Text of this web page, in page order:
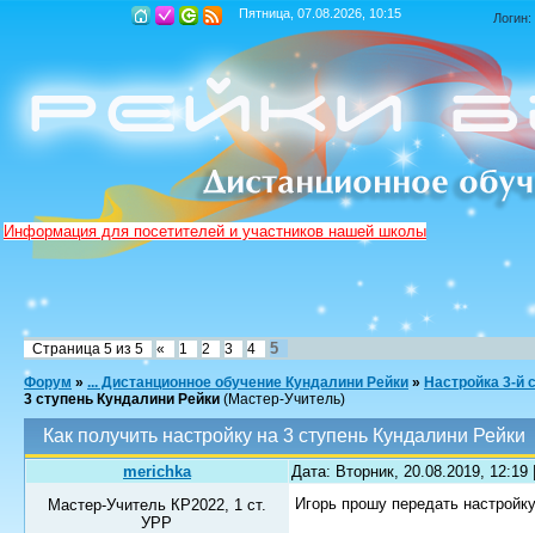
Пятница, 07.08.2026, 10:15 Логин:
Информация для посетителей и участников нашей школы
Страница 5 из 5 « 1 2 3 4 5
Форум » ... Дистанционное обучение Кундалини Рейки » Настройка 3-й
3 ступень Кундалини Рейки (Мастер-Учитель)
Как получить настройку на 3 ступень Кундалини Рейки
merichka
Дата: Вторник, 20.08.2019,
Мастер-Учитель КР2022, 1 ст.
УРР
Игорь прошу передать